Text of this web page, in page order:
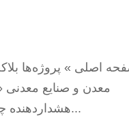
اصلی » پروژه‌ها
معدن و صنایع معدنی
هشداردهنده چنان تبعات اقتصادی، سیاسی و اجتماعی است که عملاً سطوح حاکمیتی و تمدنی...